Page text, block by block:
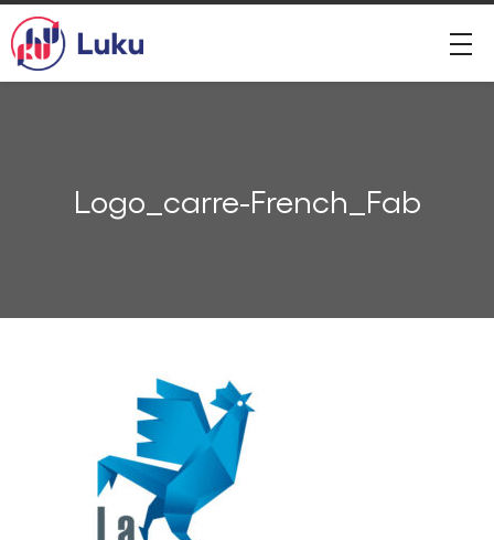
Logo_carre-French_Fab